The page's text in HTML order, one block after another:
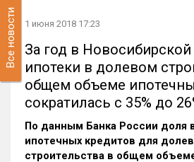
Все новости 1 июня 2018 17:23
За год в
ипотеки в долевом
общем объеме
сократилась с 35% до
По данным Банка России доля
ипотечных кредитов для
строительства в общем